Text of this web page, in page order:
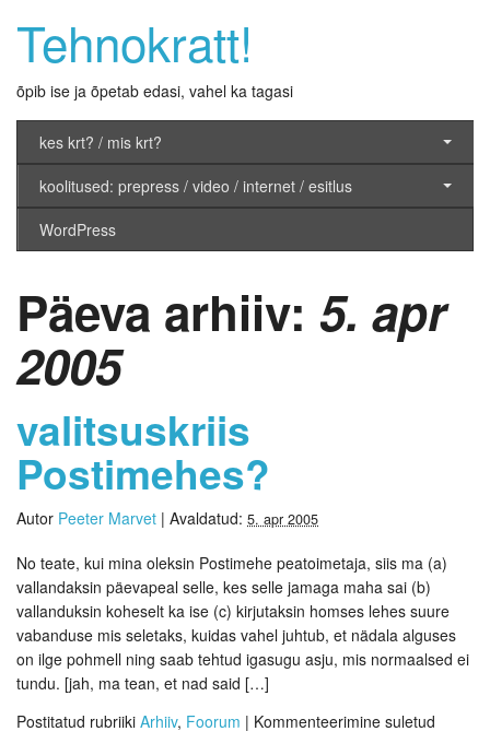
Tehnokratt!
õpib ise ja õpetab edasi, vahel ka tagasi
kes krt? / mis krt?
koolitused: prepress / video / internet / esitlus
WordPress
Päeva arhiiv: 5. apr
2005
valitsuskriis
Postimehes?
Autor Peeter Marvet | Avaldatud: 5. apr 2005
No teate, kui mina oleksin Postimehe peatoimetaja, siis ma (a)
vallandaksin päevapeal selle, kes selle jamaga maha sai (b)
vallanduksin koheselt ka ise (c) kirjutaksin homses lehes suure
vabanduse mis seletaks, kuidas vahel juhtub, et nädala alguses
on ilge pohmell ning saab tehtud igasugu asju, mis normaalsed ei
tundu. [jah, ma tean, et nad said […]
Postitatud rubriiki Arhiiv, Foorum | Kommenteerimine suletud